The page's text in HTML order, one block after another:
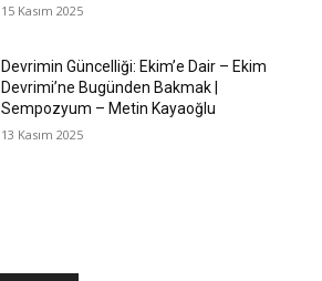
15 Kasım 2025
Devrimin Güncelliği: Ekim’e Dair – Ekim
Devrimi’ne Bugünden Bakmak |
Sempozyum – Metin Kayaoğlu
13 Kasım 2025